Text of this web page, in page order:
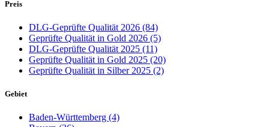
Preis
DLG-Geprüfte Qualität 2026 (84)
Geprüfte Qualität in Gold 2026 (5)
DLG-Geprüfte Qualität 2025 (11)
Geprüfte Qualität in Gold 2025 (20)
Geprüfte Qualität in Silber 2025 (2)
Gebiet
Baden-Württemberg (4)